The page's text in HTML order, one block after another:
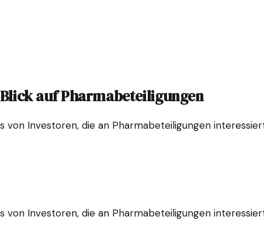
auf Pharmabeteiligungen
von Investoren, die an Pharmabeteiligungen
von Investoren, die an Pharmabeteiligungen